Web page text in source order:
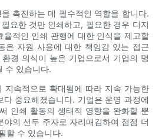
촉진하는 데 필수적인 역할을 합니다.
요한 것만 인쇄하고, 필요한 경우 디지
율적인 인쇄 관행에 대한 인식을 제고할
은 자원 사용에 대한 책임감 있는 접근
경 의식이 높은 기업으로서 기업의 명
수 있습니다.
지속적으로 확대됨에 따라 지속 가능한
다 중요해졌습니다. 기업은 운영 과정에
인쇄 활동의 생태적 영향을 완화할 뿐
야의 선두 주자로 자리매김하여 점점 더
할 수 있습니다.